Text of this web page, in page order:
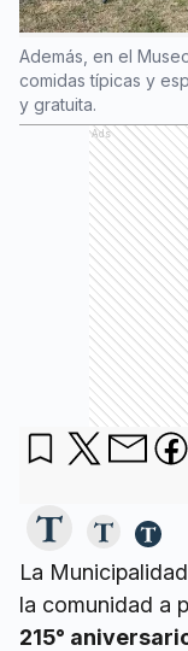
Además, en el
comidas típicas y
y gratuita.
Ads
La
la comunidad a
215°